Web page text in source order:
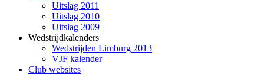
Uitslag 2011
Uitslag 2010
Uitslag 2009
Wedstrijdkalenders
Wedstrijden Limburg 2013
VJF kalender
Club websites